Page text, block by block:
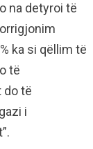
na detyroi të
ka si qëllim të
të
do të
i